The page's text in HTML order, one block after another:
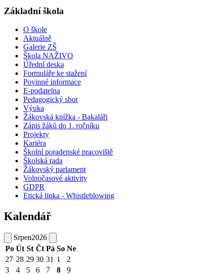
Základní škola
O škole
Aktuálně
Galerie ZŠ
Škola NAŽIVO
Úřední deska
Formuláře ke stažení
Povinné informace
E-podatelna
Pedagogický sbor
Výuka
Žákovská knížka - Bakaláři
Zápis žáků do 1. ročníku
Projekty
Kariéra
Školní poradenské pracoviště
Školská rada
Žákovský parlament
Volnočasové aktivity
GDPR
Etická linka - Whistleblowing
Kalendář
Srpen2026
Po Út St Čt Pá So Ne
27 28 29 30 31 1
2
3
4 5 6 7 8
9